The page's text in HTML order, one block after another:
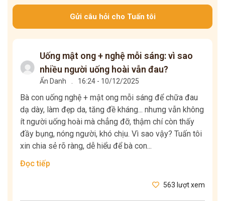
Gửi câu hỏi cho Tuấn tôi
Uống mật ong + nghệ mỗi sáng: vì sao
nhiều người uống hoài vẫn đau?
Ẩn Danh 16:24 - 10/12/2025
Bà con uống nghệ + mật ong mỗi sáng để chữa đau
dạ dày, làm đẹp da, tăng đề kháng... nhưng vẫn không
ít người uống hoài mà chẳng đỡ, thậm chí còn thấy
đầy bụng, nóng người, khó chịu. Vì sao vậy? Tuấn tôi
xin chia sẻ rõ ràng, dễ hiểu để bà con...
Đọc tiếp
563 lượt xem